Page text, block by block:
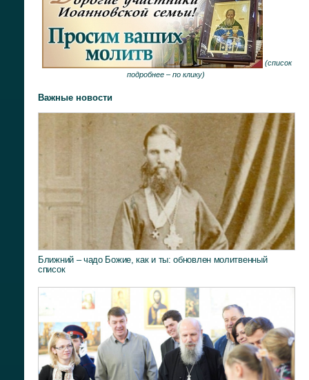
(список
подробнее – по клику)
Важные новости
Ближний – чадо Божие, как и ты: обновлен молитвенный
список